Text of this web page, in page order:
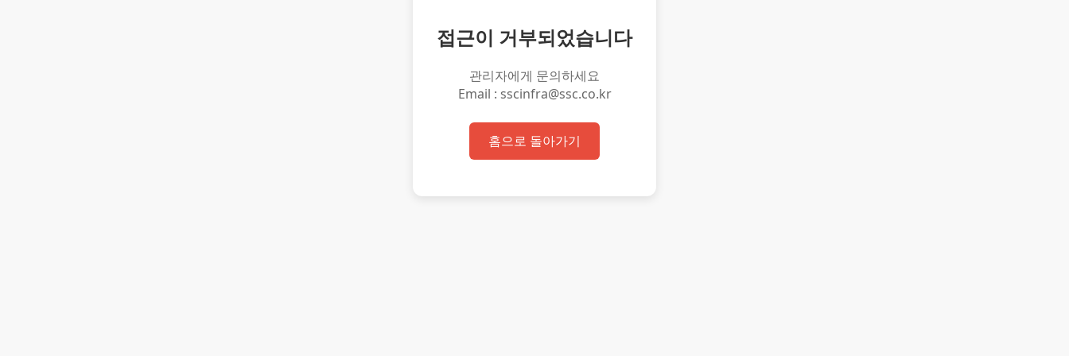
접근이 거부되었습니다
관리자에게 문의하세요
Email : sscinfra@ssc.co.kr
홈으로 돌아가기